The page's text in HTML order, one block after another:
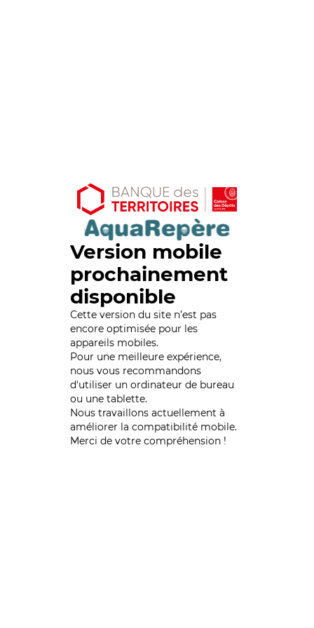
Version mobile
prochainement
disponible
Cette version du site n’est pas
encore optimisée pour les
appareils mobiles.
Pour une meilleure expérience,
nous vous recommandons
d'utiliser un ordinateur de bureau
ou une tablette.
Nous travaillons actuellement à
améliorer la compatibilité mobile.
Merci de votre compréhension !